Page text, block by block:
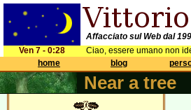
Affacciato sul Web dal
Ven 7 - 0:28
Ciao, essere umano non
home
blog
Near a tree